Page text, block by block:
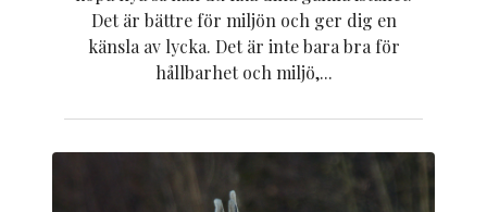
Det är bättre för miljön och ger dig en
känsla av lycka. Det är inte bara bra för
hållbarhet och miljö,...